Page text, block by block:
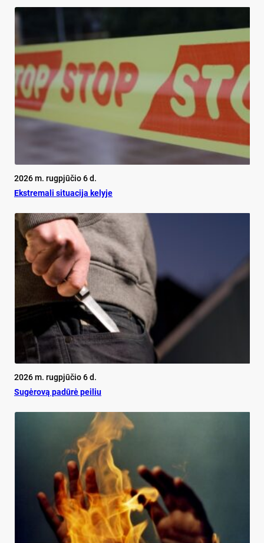
2026 m. rugpjūčio 6 d.
Ekst­re­ma­li si­tua­ci­ja ke­ly­je
2026 m. rugpjūčio 6 d.
Su­gė­ro­vą pa­dū­rė pei­liu